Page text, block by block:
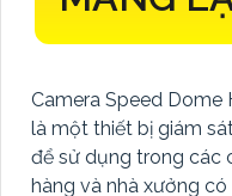
Camera Speed Dome
là một thiết bị giám
để sử dụng trong các
hàng và nhà xưởng